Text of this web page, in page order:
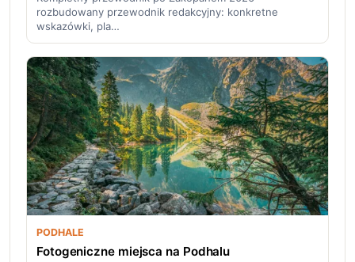
rozbudowany przewodnik redakcyjny: konkretne
wskazówki, pla…
PODHALE
Fotogeniczne miejsca na Podhalu